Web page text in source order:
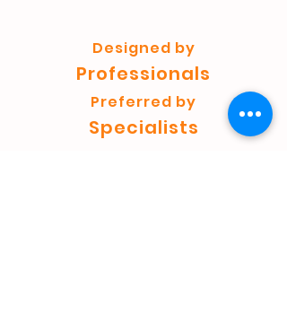
Designed by
Professionals
Preferred by
Specialists